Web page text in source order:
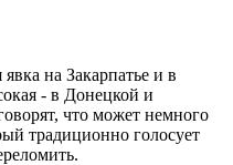
на Закарпатье и в
- в Донецкой и
что может немного
традиционно голосует